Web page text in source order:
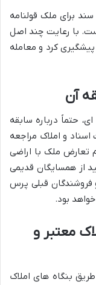
برای ملک قولنامه
با رعایت چند اصل
کرد و معامله
آن
حتماً درباره سابقه
و املاک مراجعه
تعارض ملک با اراضی
از همسایگان قدیمی
فروشندگان قبلی پرس
بود.
معتبر و
بنگاه های املاک